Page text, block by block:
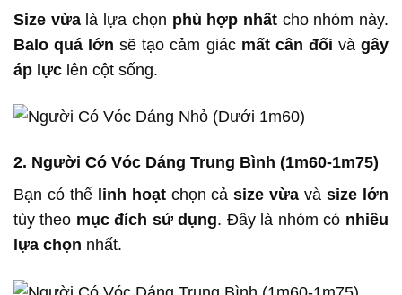
Size vừalà lựa chọn phù hợp nhấtcho nhóm này.
Balo quá lớn sẽ tạo cảm giác mất cân đối vàgây
áp lực lên cột sống.
2. Người Có Vóc Dáng Trung Bình (1m60-1m75)
Bạn có thể linh hoạtchọn cảsize vừa vàsize lớn
tùy theo mục đích sử dụng. Đây là nhóm có nhiều
lựa chọn nhất.